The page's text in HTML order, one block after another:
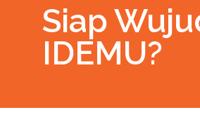
Siap
IDEMU?